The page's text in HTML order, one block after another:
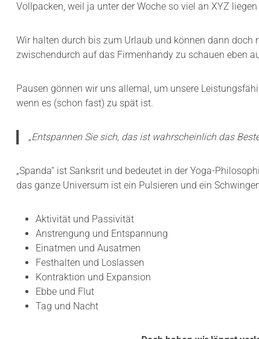
Vollpacken, weil ja unter der Woche so viel an XYZ
Wir halten durch bis zum Urlaub und können dann
zwischendurch auf das Firmenhandy zu schauen eben
Pausen gönnen wir uns allemal, um unsere
wenn es (schon fast) zu spät ist.
„Entspannen Sie sich, das ist wahrscheinlich das
„Spanda“ ist Sanksrit und bedeutet in der Yoga-
das ganze Universum ist ein Pulsieren und ein
Aktivität und Passivität
Anstrengung und Entspannung
Einatmen und Ausatmen
Festhalten und Loslassen
Kontraktion und Expansion
Ebbe und Flut
Tag und Nacht